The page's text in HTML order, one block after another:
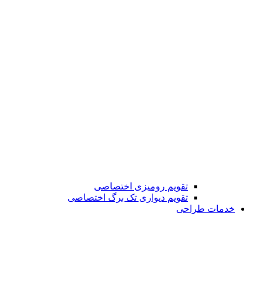
تقویم رومیزی اختصاصی
تقویم دیواری تک برگ اختصاصی
خدمات طراحی